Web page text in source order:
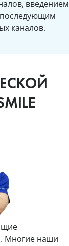
введением
последующим
каналов.
Многие наши